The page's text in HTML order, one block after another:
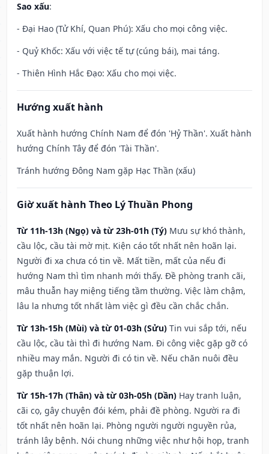
Sao xấu:
- Đại Hao (Tử Khí, Quan Phú): Xấu cho mọi công việc.
- Quỷ Khốc: Xấu với việc tế tự (cúng bái), mai táng.
- Thiên Hình Hắc Đạo: Xấu cho mọi việc.
Hướng xuất hành
Xuất hành hướng Chính Nam để đón 'Hỷ Thần'. Xuất hành
hướng Chính Tây để đón 'Tài Thần'.
Tránh hướng Đông Nam gặp Hạc Thần (xấu)
Giờ xuất hành Theo Lý Thuần Phong
Từ 11h-13h (Ngọ) và từ 23h-01h (Tý) Mưu sự khó thành,
cầu lộc, cầu tài mờ mịt. Kiện cáo tốt nhất nên hoãn lại.
Người đi xa chưa có tin về. Mất tiền, mất của nếu đi
hướng Nam thì tìm nhanh mới thấy. Đề phòng tranh cãi,
mâu thuẫn hay miệng tiếng tầm thường. Việc làm chậm,
lâu la nhưng tốt nhất làm việc gì đều cần chắc chắn.
Từ 13h-15h (Mùi) và từ 01-03h (Sửu) Tin vui sắp tới, nếu
cầu lộc, cầu tài thì đi hướng Nam. Đi công việc gặp gỡ có
nhiều may mắn. Người đi có tin về. Nếu chăn nuôi đều
gặp thuận lợi.
Từ 15h-17h (Thân) và từ 03h-05h (Dần) Hay tranh luận,
cãi cọ, gây chuyện đói kém, phải đề phòng. Người ra đi
tốt nhất nên hoãn lại. Phòng người người nguyền rủa,
tránh lây bệnh. Nói chung những việc như hội họp, tranh